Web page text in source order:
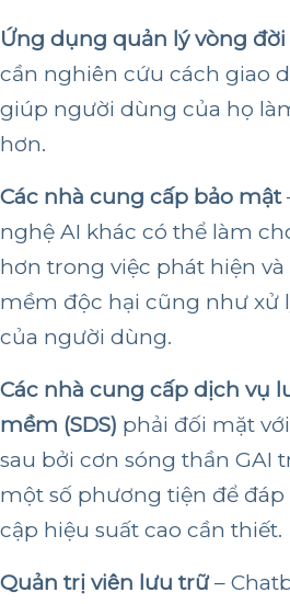
Ứng dụng quản lý vòng đời
cần nghiên cứu cách giao
giúp người dùng của họ
hơn.
Các nhà cung cấp bảo mật
nghệ AI khác có thể làm
hơn trong việc phát hiện
mềm độc hại cũng như xử
của người dùng.
Các nhà cung cấp dịch vụ
mềm (SDS) phải đối mặt
sau bởi cơn sóng thần GAI
một số phương tiện để
cập hiệu suất cao cần thiết.
Quản trị viên lưu trữ–